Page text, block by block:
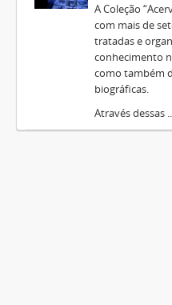
A Coleção
com mais de
tratadas e
conhecimento
como também
biográficas.
Através dessas